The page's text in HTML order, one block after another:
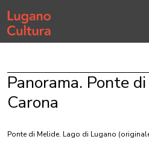
Home page
Panorama. Ponte
Carona
Ponte di Melide. Lago di Lugano